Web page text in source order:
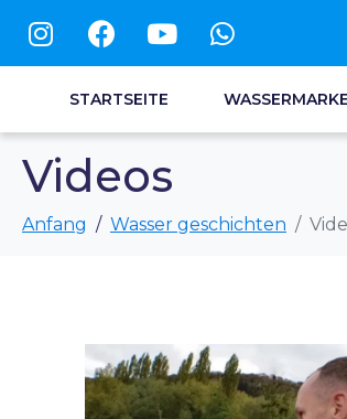
STARTSEITE
Videos
Anfang Wasser geschichten